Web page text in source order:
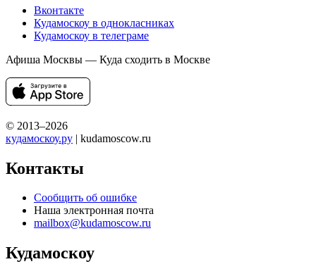
Вконтакте
Кудамоскоу в однокласниках
Кудамоскоу в телеграме
Афиша Москвы — Куда сходить в Москве
© 2013–2026
кудамоскоу.ру | kudamoscow.ru
Контакты
Сообщить об ошибке
Наша электронная почта
mailbox@kudamoscow.ru
Кудамоскоу